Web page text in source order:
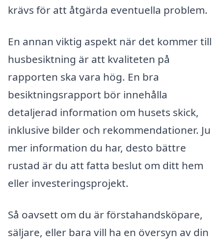
krävs för att åtgärda eventuella problem.
En annan viktig aspekt när det kommer till
husbesiktning är att kvaliteten på
rapporten ska vara hög. En bra
besiktningsrapport bör innehålla
detaljerad information om husets skick,
inklusive bilder och rekommendationer. Ju
mer information du har, desto bättre
rustad är du att fatta beslut om ditt hem
eller investeringsprojekt.
Så oavsett om du är förstahandsköpare,
säljare, eller bara vill ha en översyn av din